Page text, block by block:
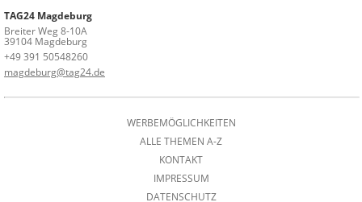
TAG24 Magdeburg
Breiter Weg 8-10A
39104 Magdeburg
+49 391 50548260
magdeburg@tag24.de
WERBEMÖGLICHKEITEN
ALLE THEMEN A-Z
KONTAKT
IMPRESSUM
DATENSCHUTZ